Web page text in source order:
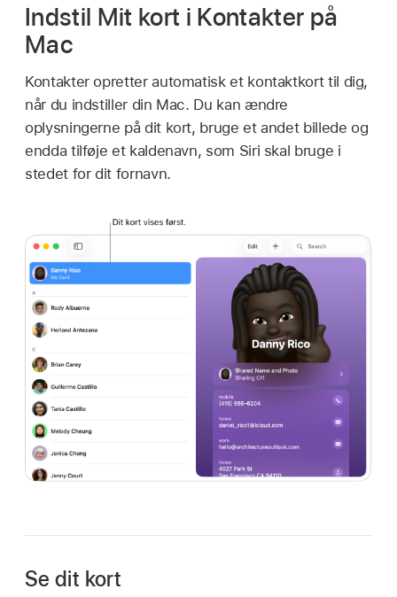
Indstil Mit kort i Kontakter på
Mac
Kontakter opretter automatisk et kontaktkort til dig,
når du indstiller din Mac. Du kan ændre
oplysningerne på dit kort, bruge et andet billede og
endda tilføje et kaldenavn, som Siri skal bruge i
stedet for dit fornavn.
Se dit kort